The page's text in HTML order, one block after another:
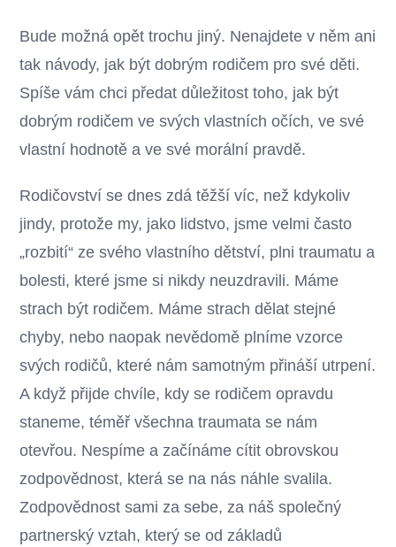
Bude možná opět trochu jiný. Nenajdete v něm ani
tak návody, jak být dobrým rodičem pro své děti.
Spíše vám chci předat důležitost toho, jak být
dobrým rodičem ve svých vlastních očích, ve své
vlastní hodnotě a ve své morální pravdě.
Rodičovství se dnes zdá těžší víc, než kdykoliv
jindy, protože my, jako lidstvo, jsme velmi často
„rozbití“ ze svého vlastního dětství, plni traumatu a
bolesti, které jsme si nikdy neuzdravili. Máme
strach být rodičem. Máme strach dělat stejné
chyby, nebo naopak nevědomě plníme vzorce
svých rodičů, které nám samotným přináší utrpení.
A když přijde chvíle, kdy se rodičem opravdu
staneme, téměř všechna traumata se nám
otevřou. Nespíme a začínáme cítit obrovskou
zodpovědnost, která se na nás náhle svalila.
Zodpovědnost sami za sebe, za náš společný
partnerský vztah, který se od základů